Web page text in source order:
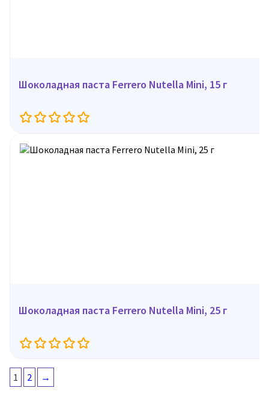
Шоколадная паста Ferrero Nutella Mini, 15 г
Шоколадная паста Ferrero Nutella Mini, 25 г
1 2 →